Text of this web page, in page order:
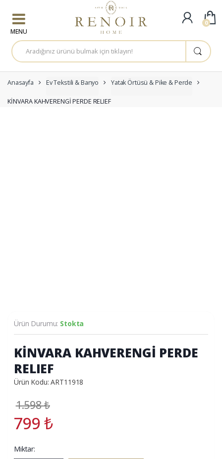
A
r
a
a
:
Anasayfa Ev Tekstili & Banyo Yatak Örtüsü & Pike & Perde
KİNVARA KAHVERENGİ PERDE RELIEF
Ürün Durumu: Stokta
KİNVARA KAHVERENGİ PERDE
RELIEF
Ürün Kodu: ART11918
1.598₺
799₺
Miktar:
0